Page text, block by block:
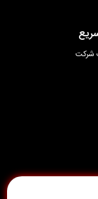
شرکت